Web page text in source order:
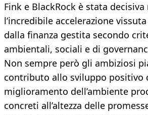
Fink e BlackRock è stata
l’incredibile accelerazione
dalla finanza gestita secondo
ambientali, sociali e di
Non sempre però gli ambiziosi
contributo allo sviluppo positivo
miglioramento dell’ambiente
concreti all’altezza delle